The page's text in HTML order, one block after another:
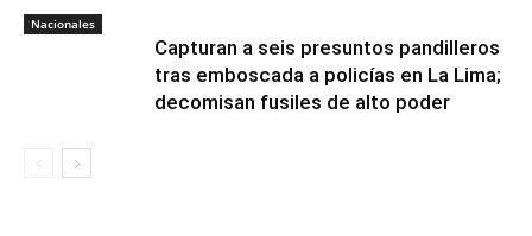
Nacionales
Capturan a seis presuntos pandilleros
tras emboscada a policías en La Lima;
decomisan fusiles de alto poder